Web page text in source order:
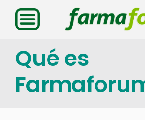
Saltar
contenido
Qué es